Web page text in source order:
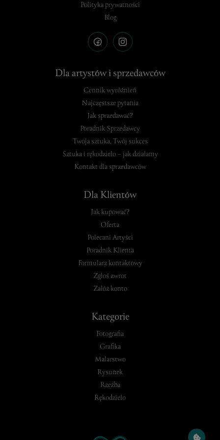
Polityka prywatności
Blog
Dla artystów i sprzedawców
Cennik wyróżnień
Najczęstsze pytania
Jak sprzedawać?
Poradnik Sprzedawcy
Twoja sztuka, Twój sukces
Sztuka i rękodzieło – jak działamy
Kontakt dla sprzedawców
Dla Klientów
Jak kupować?
Oferta
Polecani Artyści
Poradnik Klienta
Formularz kontaktowy
Zgłoś zwrot
Załóż konto
Kategorie
Fotografia
Grafika
Malarstwo
Rysunek
Rzeźba
Rękodzieło